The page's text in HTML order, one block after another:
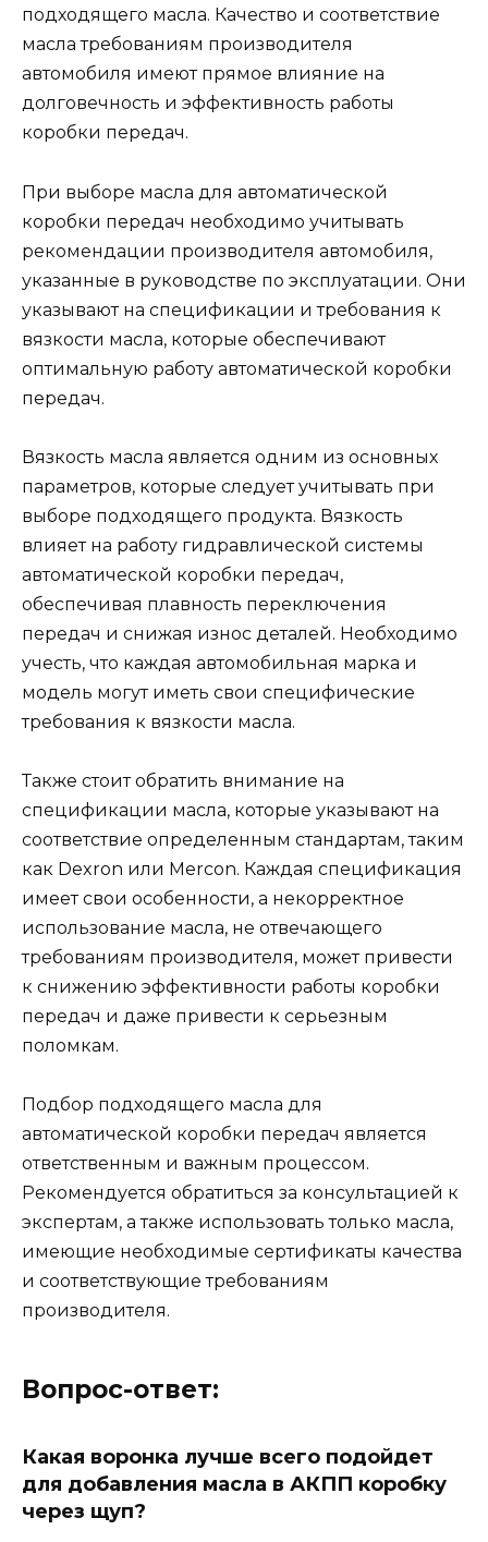
подходящего масла. Качество и соответствие
масла требованиям производителя
автомобиля имеют прямое влияние на
долговечность и эффективность работы
коробки передач.
При выборе масла для автоматической
коробки передач необходимо учитывать
рекомендации производителя автомобиля,
указанные в руководстве по эксплуатации. Они
указывают на спецификации и требования к
вязкости масла, которые обеспечивают
оптимальную работу автоматической коробки
передач.
Вязкость масла является одним из основных
параметров, которые следует учитывать при
выборе подходящего продукта. Вязкость
влияет на работу гидравлической системы
автоматической коробки передач,
обеспечивая плавность переключения
передач и снижая износ деталей. Необходимо
учесть, что каждая автомобильная марка и
модель могут иметь свои специфические
требования к вязкости масла.
Также стоит обратить внимание на
спецификации масла, которые указывают на
соответствие определенным стандартам, таким
как Dexron или Mercon. Каждая спецификация
имеет свои особенности, а некорректное
использование масла, не отвечающего
требованиям производителя, может привести
к снижению эффективности работы коробки
передач и даже привести к серьезным
поломкам.
Подбор подходящего масла для
автоматической коробки передач является
ответственным и важным процессом.
Рекомендуется обратиться за консультацией к
экспертам, а также использовать только масла,
имеющие необходимые сертификаты качества
и соответствующие требованиям
производителя.
Вопрос-ответ:
Какая воронка лучше всего подойдет
для добавления масла в АКПП коробку
через щуп?